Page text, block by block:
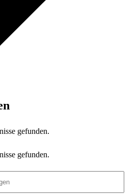
gefunden.
gefunden.